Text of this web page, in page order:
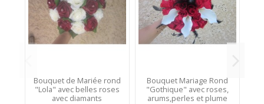
Bouquet de Mariée rond
"Lola" avec belles roses
avec diamants
Bouquet Mariage Rond
"Gothique" avec roses,
arums,perles et plume